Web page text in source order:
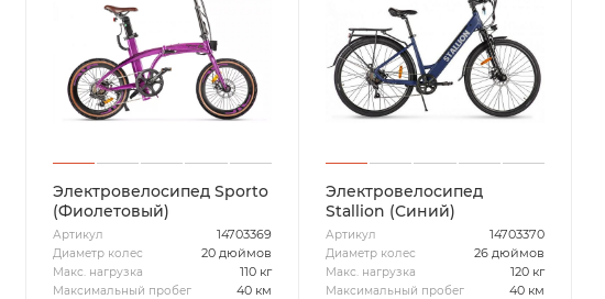
Электровелосипед Sporto
(Фиолетовый)
Артикул 14703369
Диаметр колес 20 дюймов
Макс. нагрузка 110 кг
Максимальный пробег 40 км
Электровелосипед
Stallion (Синий)
Артикул 14703370
Диаметр колес 26 дюймов
Макс. нагрузка 120 кг
Максимальный пробег 40 км